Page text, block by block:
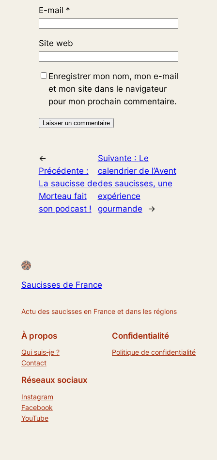
E-mail *
Site web
Enregistrer mon nom, mon e-mail
et mon site dans le navigateur
pour mon prochain commentaire.
←
Précédente :
La saucisse de
Morteau fait
son podcast !
Suivante : Le
calendrier de l’Avent
des saucisses, une
expérience
gourmande
→
Saucisses de France
Actu des saucisses en France et dans les régions
À propos
Qui suis-je ?
Contact
Confidentialité
Politique de confidentialité
Réseaux sociaux
Instagram
Facebook
YouTube